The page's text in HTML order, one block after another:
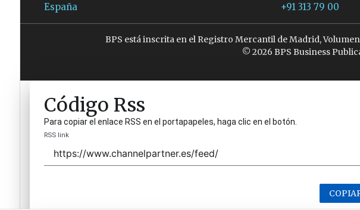
España
+91 313 79 00
BPS está inscrita en el Registro Mercantil de Madrid,
© 2026 BPS Business
Código Rss
Para copiar el enlace RSS en el portapapeles, haga clic en el botón.
RSS link